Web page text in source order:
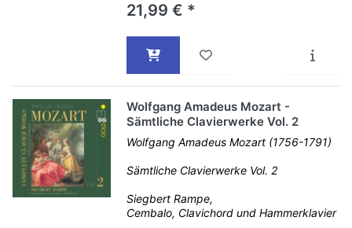
21,99 € *
Wolfgang Amadeus Mozart -
Sämtliche Clavierwerke Vol. 2
Wolfgang Amadeus Mozart (1756-1791)
Sämtliche Clavierwerke Vol. 2
Siegbert Rampe,
Cembalo, Clavichord und Hammerklavier